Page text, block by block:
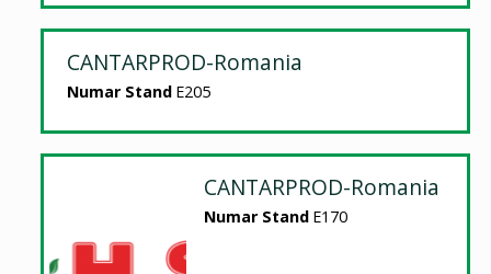
CANTARPROD-Romania
Numar Stand E205
CANTARPROD-Romania
Numar Stand E170